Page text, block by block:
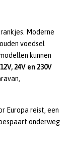
Moderne
voedsel
kunnen
12V, 24V en 230V
Europa reist, een
onderweg